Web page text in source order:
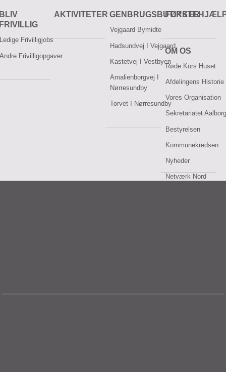
Frivilligjobs
Frivilligopgaver
AKTIVITETER GENBRUGSBUTIKKER
Vejgaard Bymidte
Hadsundvej I Vejgaard
Kastetvej I Vestbyen
Amalienborgvej I
Nørresundby
Torvet I Nørresundby
OM OS
Røde Kors Huset
Afdelingens Historie
Vores Organisation
Sekretariatet Aalborg
Bestyrelsen
Kommunekredsen
Nyheder
Netværk Nord